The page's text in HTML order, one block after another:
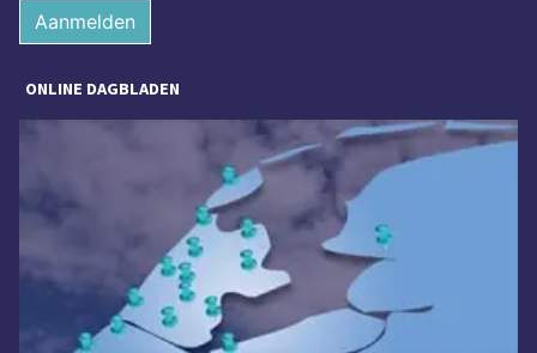
Aanmelden
ONLINE DAGBLADEN